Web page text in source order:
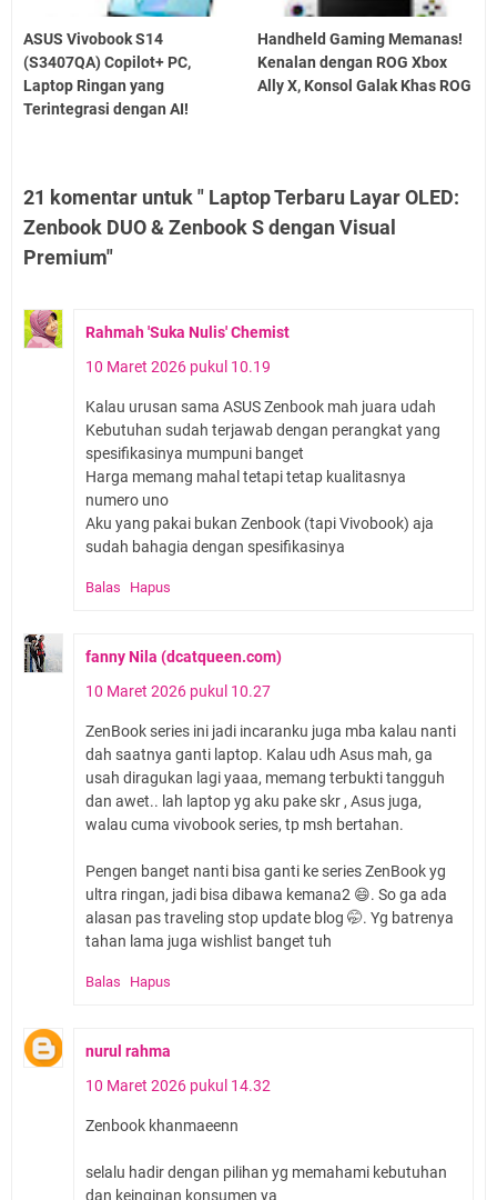
ASUS Vivobook S14
(S3407QA) Copilot+ PC,
Laptop Ringan yang
Terintegrasi dengan AI!
Handheld Gaming Memanas!
Kenalan dengan ROG Xbox
Ally X, Konsol Galak Khas ROG
21 komentar untuk " Laptop Terbaru Layar OLED:
Zenbook DUO & Zenbook S dengan Visual
Premium"
Rahmah 'Suka Nulis' Chemist
10 Maret 2026 pukul 10.19
Kalau urusan sama ASUS Zenbook mah juara udah
Kebutuhan sudah terjawab dengan perangkat yang
spesifikasinya mumpuni banget
Harga memang mahal tetapi tetap kualitasnya
numero uno
Aku yang pakai bukan Zenbook (tapi Vivobook) aja
sudah bahagia dengan spesifikasinya
Balas Hapus
fanny Nila (dcatqueen.com)
10 Maret 2026 pukul 10.27
ZenBook series ini jadi incaranku juga mba kalau nanti
dah saatnya ganti laptop. Kalau udh Asus mah, ga
usah diragukan lagi yaaa, memang terbukti tangguh
dan awet.. lah laptop yg aku pake skr , Asus juga,
walau cuma vivobook series, tp msh bertahan.
Pengen banget nanti bisa ganti ke series ZenBook yg
ultra ringan, jadi bisa dibawa kemana2 😄. So ga ada
alasan pas traveling stop update blog 🤭. Yg batrenya
tahan lama juga wishlist banget tuh
Balas Hapus
nurul rahma
10 Maret 2026 pukul 14.32
Zenbook khanmaeenn
selalu hadir dengan pilihan yg memahami kebutuhan
dan keinginan konsumen ya